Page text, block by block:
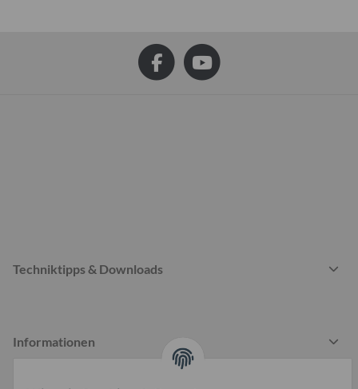
Techniktipps & Downloads
Informationen